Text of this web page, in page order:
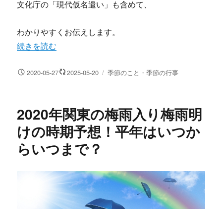
文化庁の「現代仮名遣い」も含めて、
わかりやすくお伝えします。
“「ずつ」と「づつ」正しいのはどっち？違いと使い分け
続きを読む
投 2020-05-27 2025-05-20
カ
ー
季節のこと・季節の行事
2020年関東の梅雨入り梅雨明
けの時期予想！平年はいつか
らいつまで？